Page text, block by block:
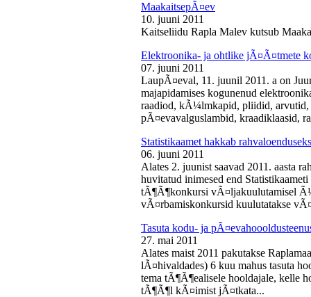
MaakaitsepÃ¤ev
10. juuni 2011
Kaitseliidu Rapla Malev kutsub
Elektroonika- ja ohtlike jÃ¤Ã¤tmete
07. juuni 2011
LaupÃ¤eval, 11. juunil 2011. a on
majapidamises kogunenud
raadiod, kÃ¼lmkapid, pliidid,
pÃ¤evavalguslambid, kraadiklaasid,
Statistikaamet hakkab
06. juuni 2011
Alates 2. juunist saavad 2011. aasta
huvitatud inimesed end
tÃ¶Ã¶konkursi vÃ¤ljakuulutamisel
vÃ¤rbamiskonkursid kuulutatakse
Tasuta kodu- ja
27. mai 2011
Alates maist 2011 pakutakse
lÃ¤hivaldades) 6 kuu mahus tasuta
tema tÃ¶Ã¶ealisele hooldajale, kelle
tÃ¶Ã¶l kÃ¤imist jÃ¤tkata...